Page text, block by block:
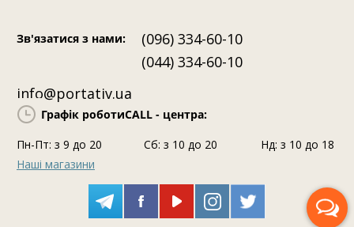
Зв'язатися з нами:
(096) 334-60-10
(044) 334-60-10
info@portativ.ua
Графік роботиCALL - центра:
Пн-Пт: з 9 до 20
Сб: з 10 до 20
Нд: з 10 до 18
Наші магазини
Передзвоніть мені